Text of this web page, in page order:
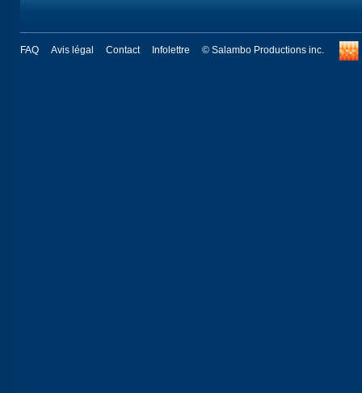
FAQ Avis légal Contact Infolettre © Salambo Productions inc.